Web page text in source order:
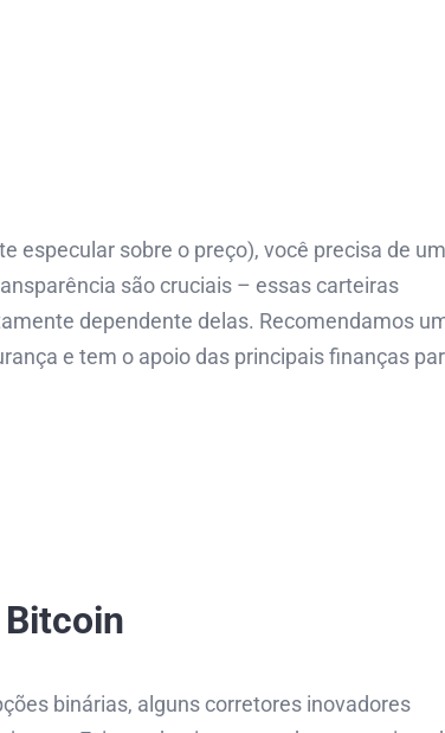
especular sobre o preço), você precisa de
são cruciais – essas carteiras
dependente delas. Recomendamos
e tem o apoio das principais finanças
binárias, alguns corretores inovadores